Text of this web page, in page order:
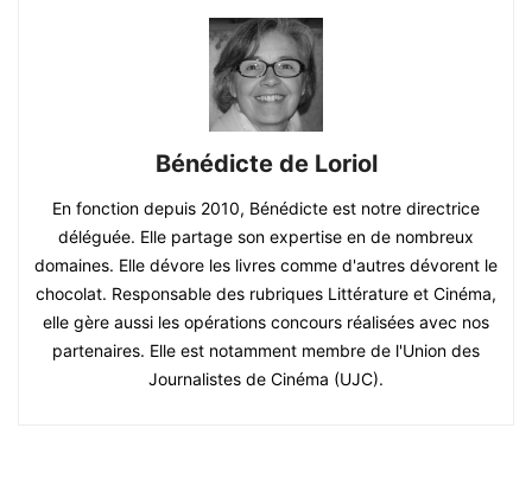
Bénédicte de Loriol
En fonction depuis 2010, Bénédicte est notre directrice
déléguée. Elle partage son expertise en de nombreux
domaines. Elle dévore les livres comme d'autres dévorent le
chocolat. Responsable des rubriques Littérature et Cinéma,
elle gère aussi les opérations concours réalisées avec nos
partenaires. Elle est notamment membre de l'Union des
Journalistes de Cinéma (UJC).